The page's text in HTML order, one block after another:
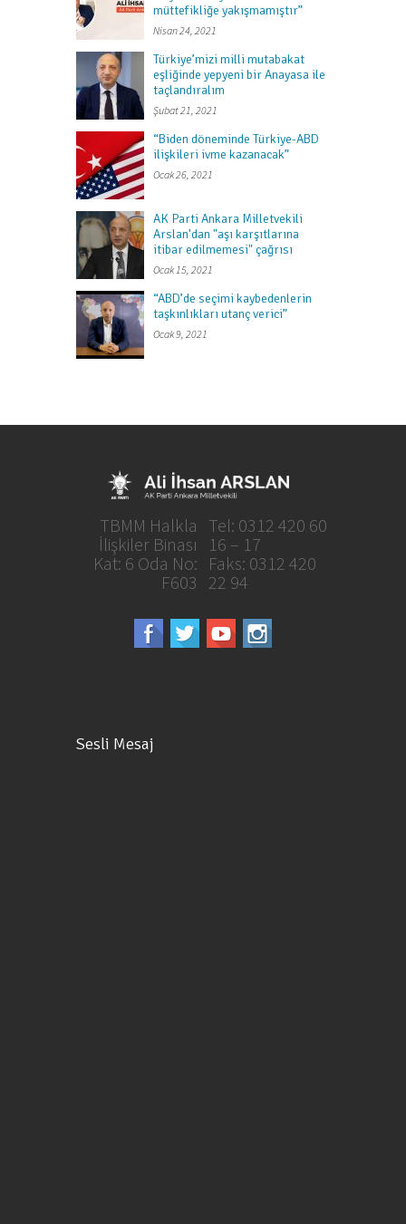
müttefikliğe yakışmamıştır”
Nisan 24, 2021
Türkiye’mizi milli mutabakat
eşliğinde yepyeni bir Anayasa ile
taçlandıralım
Şubat 21, 2021
“Biden döneminde Türkiye-ABD
ilişkileri ivme kazanacak”
Ocak 26, 2021
AK Parti Ankara Milletvekili
Arslan'dan "aşı karşıtlarına
itibar edilmemesi" çağrısı
Ocak 15, 2021
“ABD’de seçimi kaybedenlerin
taşkınlıkları utanç verici”
Ocak 9, 2021
Tel: 0312 420 60
16 – 17
Faks: 0312 420
22 94
TBMM Halkla
İlişkiler Binası
Kat: 6 Oda No:
F603
Sesli Mesaj